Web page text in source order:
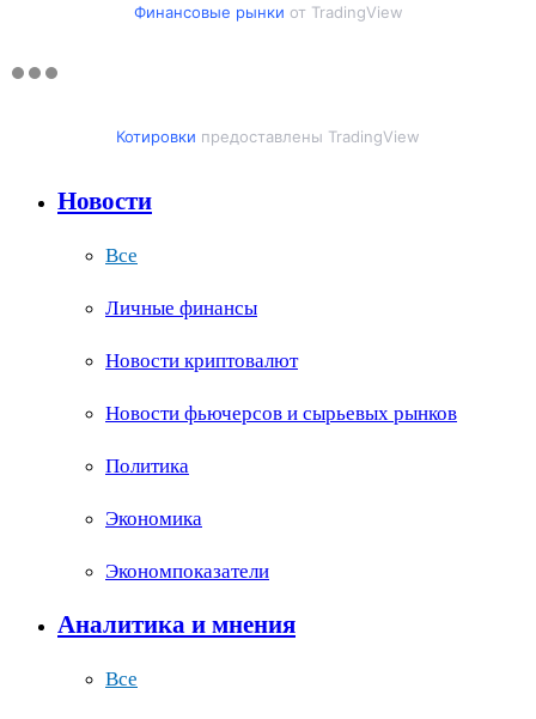
Финансовые рынки от TradingView
Котировки предоставлены TradingView
Новости
Все
Личные финансы
Новости криптовалют
Новости фьючерсов и сырьевых рынков
Политика
Экономика
Экономпоказатели
Аналитика и мнения
Все